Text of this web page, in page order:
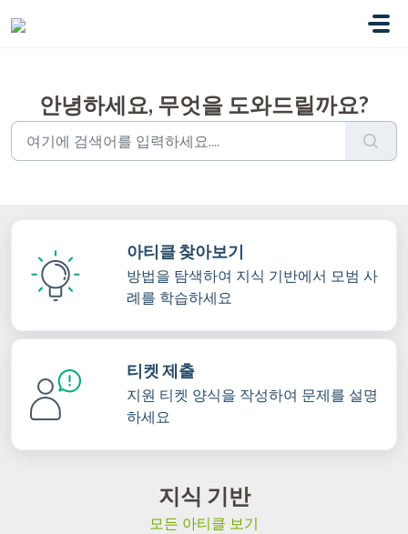
안녕하세요, 무엇을 도와드릴까요?
아티클 찾아보기
방법을 탐색하여 지식 기반에서 모범 사
례를 학습하세요
티켓 제출
지원 티켓 양식을 작성하여 문제를 설명
하세요
지식 기반
모든 아티클 보기